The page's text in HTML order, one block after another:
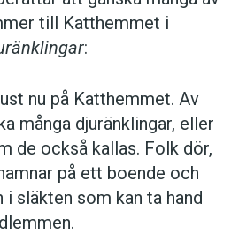
till Katthemmet i
:
nu på Katthemmet. Av
många djuränklingar, eller
de också kallas. Folk dör,
på ett boende och
i släkten som kan ta hand